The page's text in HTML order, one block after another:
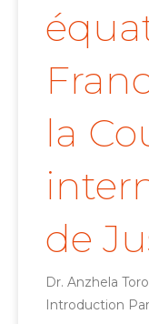
la
de
Dr. Anzhela
Introduction